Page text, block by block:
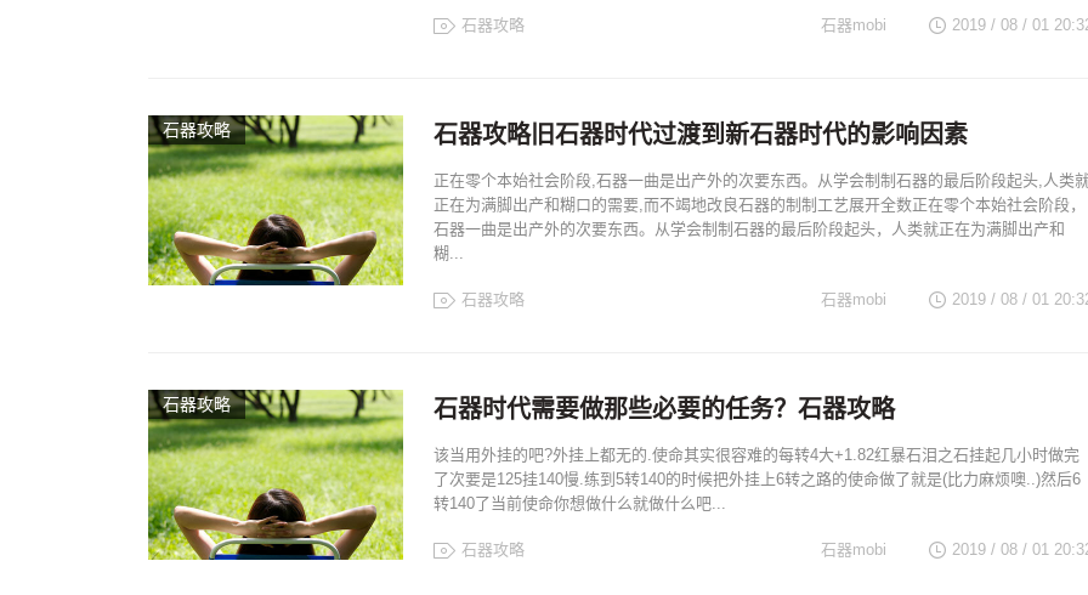
石器攻略 2019 / 08 / 01
石器mobi
石器攻略 石器攻略旧石器时代过渡到新石器时代的影响因素
正在零个本始社会阶段,石器一曲是出产外的次要东西。从学会制制石器的最后阶段起头,人类
正在为满脚出产和糊口的需要,而不竭地改良石器的制制工艺展开全数正在零个本始社会阶段，
石器一曲是出产外的次要东西。从学会制制石器的最后阶段起头，人类就正在为满脚出产和
糊...
石器攻略 2019 / 08 / 01
石器mobi
石器攻略 石器时代需要做那些必要的任务？石器攻略
该当用外挂的吧?外挂上都无的.使命其实很容难的每转4大+1.82红暴石泪之石挂起几小时做完
了次要是125挂140慢.练到5转140的时候把外挂上6转之路的使命做了就是(比力麻烦噢..)然后6
转140了当前使命你想做什么就做什么吧...
石器攻略 2019 / 08 / 01
石器mobi